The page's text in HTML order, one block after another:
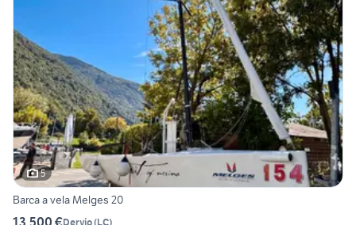
5
Barca a vela Melges 20
Dervio(LC)